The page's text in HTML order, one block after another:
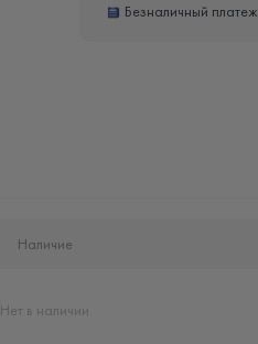
Безналичный платеж
Наличие
Нет в наличии